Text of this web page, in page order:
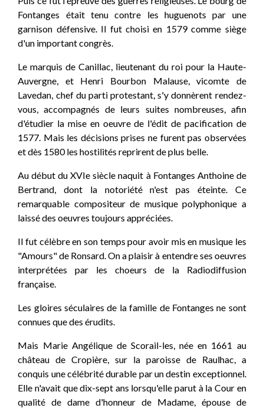
Fontanges était tenu contre les huguenots par une
garnison défensive. Il fut choisi en 1579 comme siège
d'un important congrès.
Le marquis de Canillac, lieutenant du roi pour la Haute-
Auvergne, et Henri Bourbon Malause, vicomte de
Lavedan, chef du parti protestant, s'y donnèrent rendez-
vous, accompagnés de leurs suites nombreuses, afin
d'étudier la mise en oeuvre de l'édit de pacification de
1577. Mais les décisions prises ne furent pas observées
et dès 1580 les hostilités reprirent de plus belle.
Au début du XVIe siècle naquit à Fontanges Anthoine de
Bertrand, dont la notoriété n'est pas éteinte. Ce
remarquable compositeur de musique polyphonique a
laissé des oeuvres toujours appréciées.
Il fut célèbre en son temps pour avoir mis en musique les
"Amours" de Ronsard. On a plaisir à entendre ses oeuvres
interprétées par les choeurs de la Radiodiffusion
française.
Les gloires séculaires de la famille de Fontanges ne sont
connues que des érudits.
Mais Marie Angélique de Scorail-les, née en 1661 au
château de Cropière, sur la paroisse de Raulhac, a
conquis une célébrité durable par un destin exceptionnel.
Elle n'avait que dix-sept ans lorsqu'elle parut à la Cour en
qualité de dame d'honneur de Madame, épouse de